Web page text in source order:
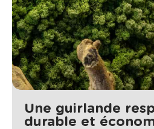
Une guirlande
durable et